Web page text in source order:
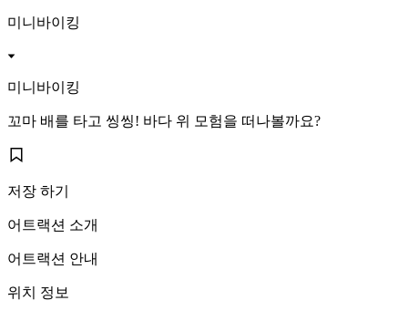
미니바이킹
미니바이킹
꼬마 배를 타고 씽씽! 바다 위 모험을 떠나볼까요?
저장 하기
어트랙션 소개
어트랙션 안내
위치 정보